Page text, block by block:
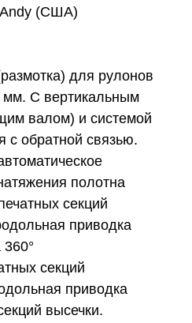
Andy (США)
для рулонов
С вертикальным
валом) и системой
с обратной связью.
полотна
секций
приводка
секций
приводка
высечки.